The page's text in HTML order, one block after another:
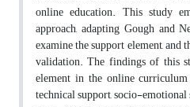
online education. This study
approach, adapting Gough and
examine the support element,
validation. The findings of this
element in the online
technical support, socio-